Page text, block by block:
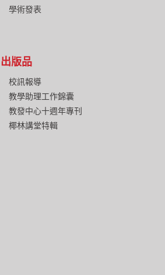
學術發表
出版品
校訊報導
教學助理工作錦囊
教發中心十週年專刊
椰林講堂特輯